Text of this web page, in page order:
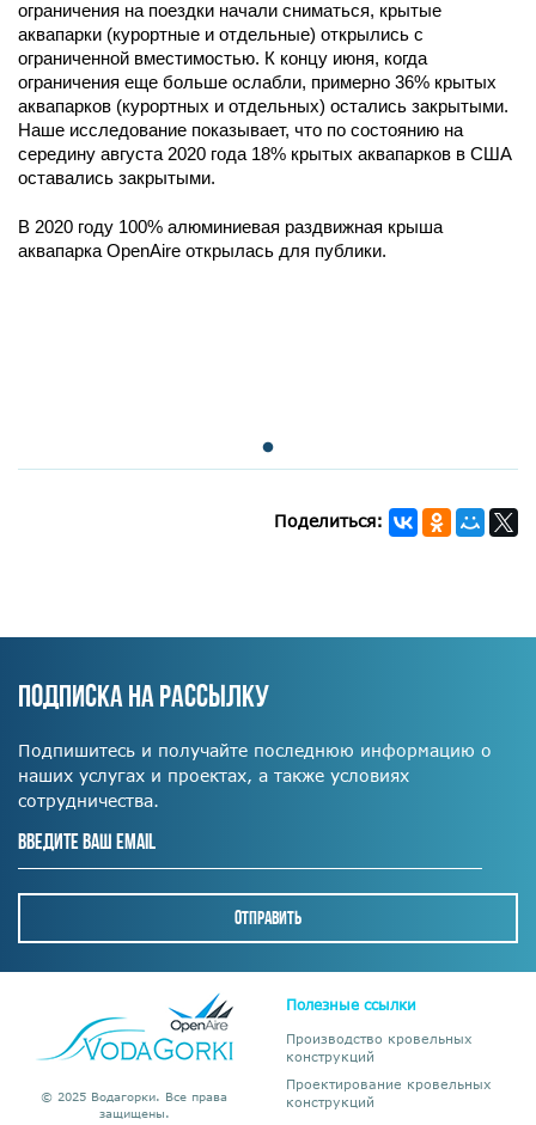
ограничения на поездки начали сниматься, крытые
аквапарки (курортные и отдельные) открылись с
ограниченной вместимостью. К концу июня, когда
ограничения еще больше ослабли, примерно 36% крытых
аквапарков (курортных и отдельных) остались закрытыми.
Наше исследование показывает, что по состоянию на
середину августа 2020 года 18% крытых аквапарков в США
оставались закрытыми.
В 2020 году 100% алюминиевая раздвижная крыша
аквапарка OpenAire открылась для публики.
Поделиться:
ПОДПИСКА НА РАССЫЛКУ
Подпишитесь и получайте последнюю информацию о
наших услугах и проектах, а также условиях
сотрудничества.
© 2025 Водагорки. Все права
защищены.
Полезные ссылки
Производство кровельных
конструкций
Проектирование кровельных
конструкций